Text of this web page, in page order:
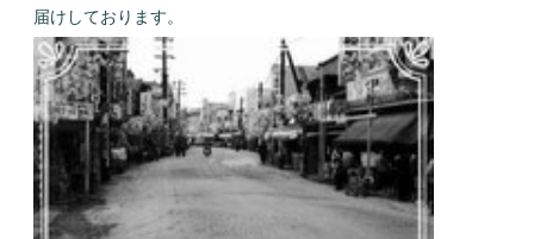
届けしております。